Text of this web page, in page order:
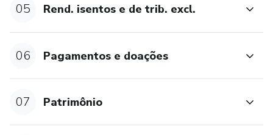
05 Rend. isentos e de trib. excl.
06 Pagamentos e doações
07 Patrimônio